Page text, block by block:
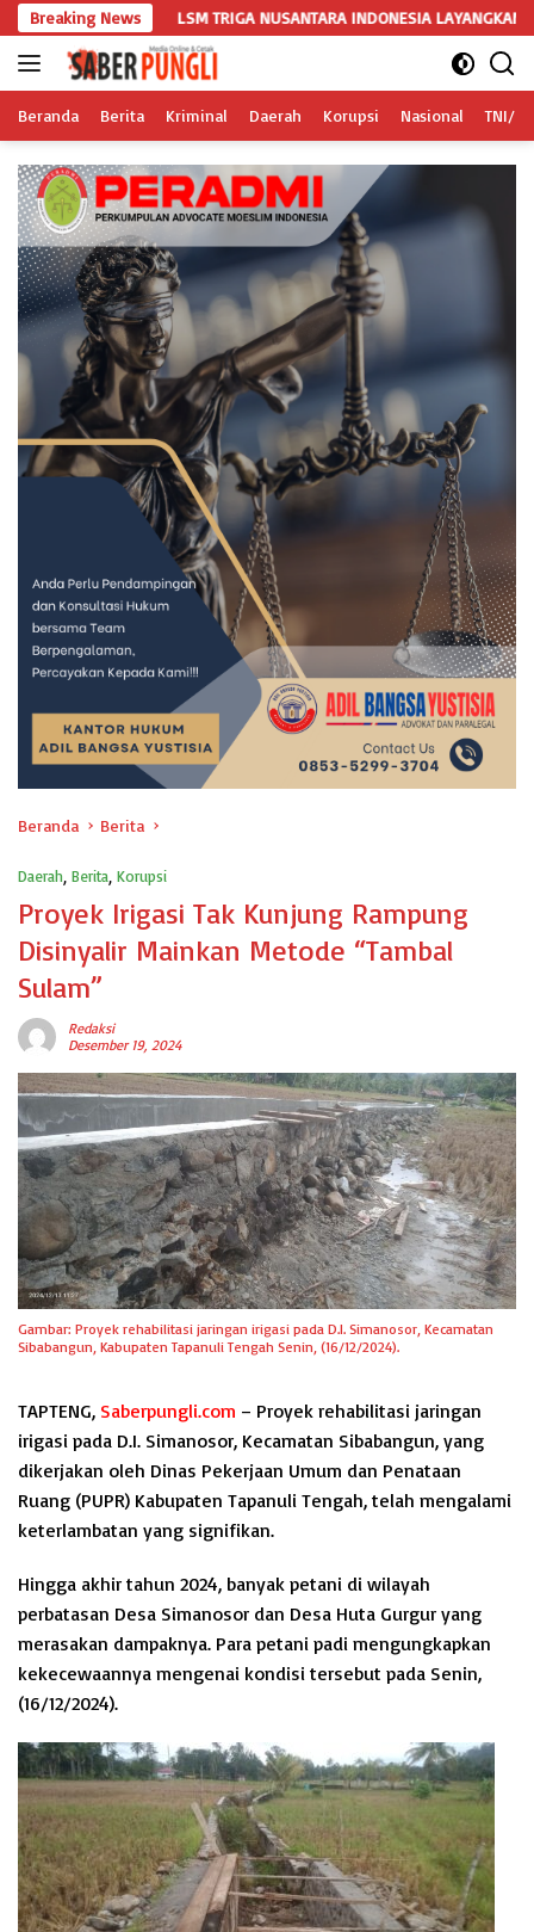
Langsung
ke
konten
Breaking News
LSM TRIGA NUSANTARA INDONESIA LAYANGKAN SOMASI KEDUA
Beranda Berita Kriminal Daerah Korupsi Nasional TNI/
Beranda Berita
Daerah Berita Korupsi
Proyek Irigasi Tak Kunjung Rampung
Disinyalir Mainkan Metode “Tambal
Sulam”
Redaksi
Desember 19, 2024
Gambar: Proyek rehabilitasi jaringan irigasi pada D.I. Simanosor, Kecamatan
Sibabangun, Kabupaten Tapanuli Tengah Senin, (16/12/2024).
TAPTENG, Saberpungli.com – Proyek rehabilitasi jaringan
irigasi pada D.I. Simanosor, Kecamatan Sibabangun, yang
dikerjakan oleh Dinas Pekerjaan Umum dan Penataan
Ruang (PUPR) Kabupaten Tapanuli Tengah, telah mengalami
keterlambatan yang signifikan.
Hingga akhir tahun 2024, banyak petani di wilayah
perbatasan Desa Simanosor dan Desa Huta Gurgur yang
merasakan dampaknya. Para petani padi mengungkapkan
kekecewaannya mengenai kondisi tersebut pada Senin,
(16/12/2024).